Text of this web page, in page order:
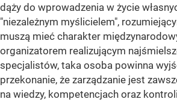
dąży do wprowadzenia w życie
"niezależnym myślicielem",
muszą mieć charakter
organizatorem realizującym
specjalistów, taka osoba powinna
przekonanie, że zarządzanie jest
na wiedzy, kompetencjach oraz